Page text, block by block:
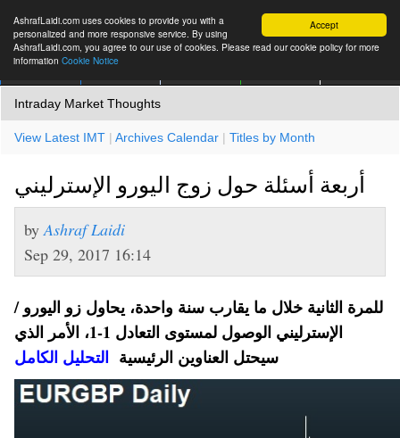
Accept
AshrafLaidi.com uses cookies to provide you with a
personalized and more responsive service. By using
AshrafLaidi.com, you agree to our use of cookies. Please read our cookie policy for more
information Cookie Notice
Intraday Market Thoughts
View Latest IMT | Archives Calendar | Titles by Month
أربعة أسئلة حول زوج اليورو الإسترليني
by Ashraf Laidi
Sep 29, 2017 16:14
للمرة الثانية خلال ما يقارب سنة واحدة، يحاول زو اليورو /
الإسترليني الوصول لمستوى التعادل 1-1، الأمر الذي
سيحتل العناوين الرئيسية التحليل الكامل